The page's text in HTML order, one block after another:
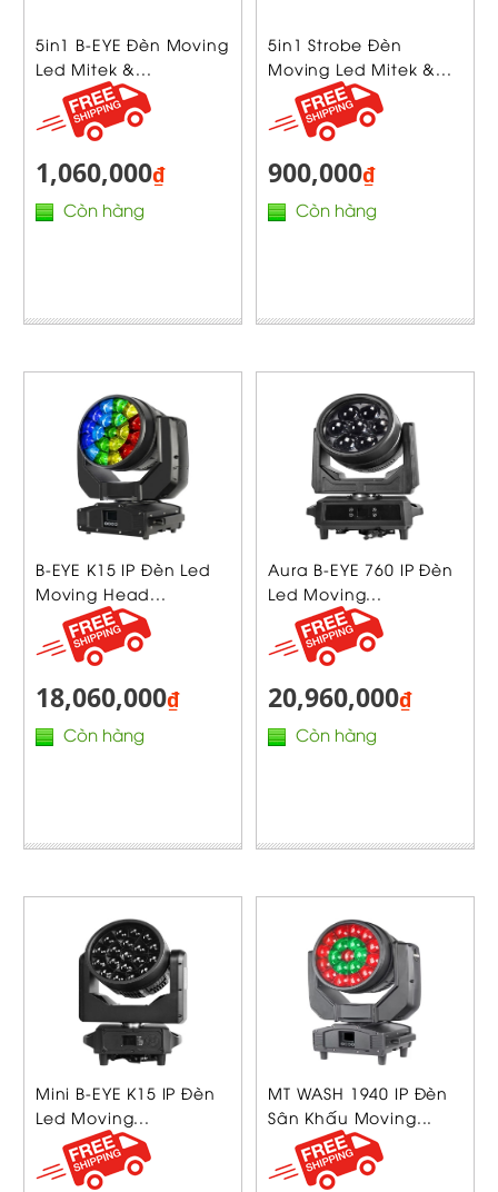
5in1 B-EYE Đèn Moving
Led Mitek &...
1,060,000₫
Còn hàng
5in1 Strobe Đèn
Moving Led Mitek &...
900,000₫
Còn hàng
B-EYE K15 IP Đèn Led
Moving Head...
18,060,000₫
Còn hàng
Aura B-EYE 760 IP Đèn
Led Moving...
20,960,000₫
Còn hàng
Mini B-EYE K15 IP Đèn
Led Moving...
MT WASH 1940 IP Đèn
Sân Khấu Moving...